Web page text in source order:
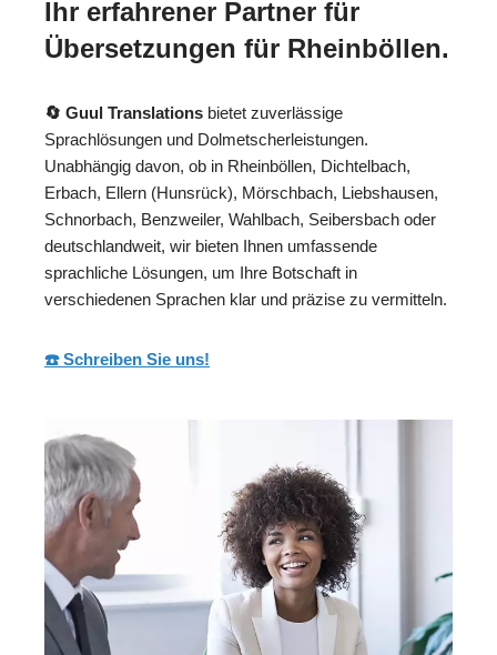
Ihr erfahrener Partner für
Übersetzungen für Rheinböllen.
🔄 Guul Translations bietet zuverlässige
Sprachlösungen und Dolmetscherleistungen.
Unabhängig davon, ob in Rheinböllen, Dichtelbach,
Erbach, Ellern (Hunsrück), Mörschbach, Liebshausen,
Schnorbach, Benzweiler, Wahlbach, Seibersbach oder
deutschlandweit, wir bieten Ihnen umfassende
sprachliche Lösungen, um Ihre Botschaft in
verschiedenen Sprachen klar und präzise zu vermitteln.
☎️ Schreiben Sie uns!